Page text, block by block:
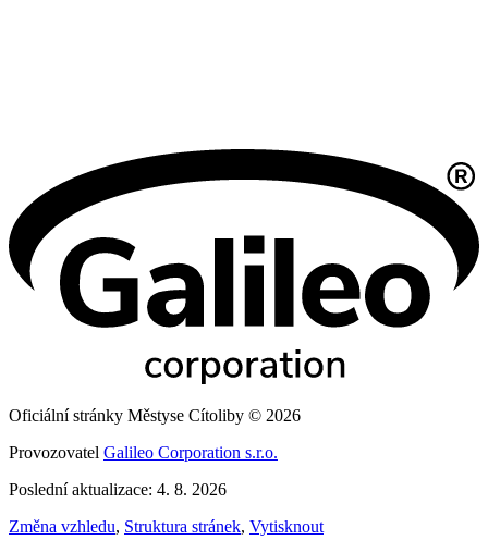
Oficiální stránky Městyse Cítoliby © 2026
Provozovatel Galileo Corporation s.r.o.
Poslední aktualizace: 4. 8. 2026
Změna vzhledu, Struktura stránek, Vytisknout